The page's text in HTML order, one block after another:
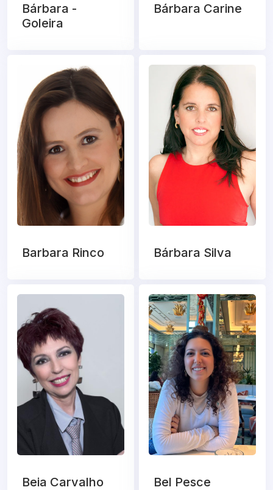
Bárbara -
Goleira
Bárbara Carine
Barbara Rinco Bárbara Silva
Beia Carvalho Bel Pesce